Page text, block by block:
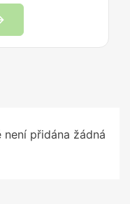
přidána žádná